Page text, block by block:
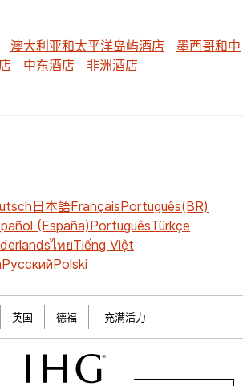
澳大利亚和太平洋岛屿酒店
墨西哥和中
中东酒店 非洲酒店
日本語FrançaisPortuguês(BR)
(España)PortuguêsTürkçe
ไทยTiếng Việt
РусскийPolski
英国 德福 充满活力